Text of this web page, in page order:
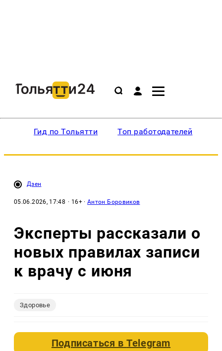
Гид по Тольятти Топ работодателей
Дзен
05.06.2026, 17:48 · 16+ ·Антон Боровиков
Эксперты рассказали о
новых правилах записи
к врачу с июня
Здоровье
Подписаться вTelegram